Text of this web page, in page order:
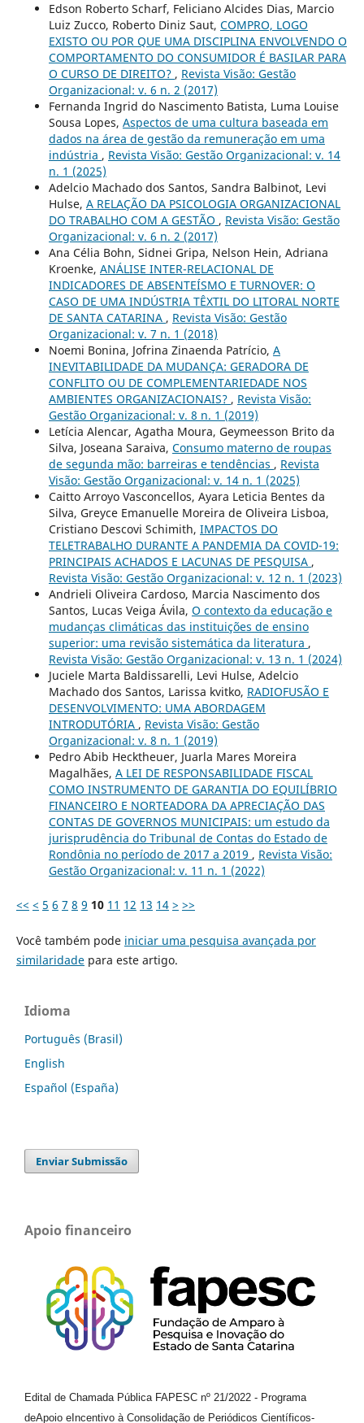
Edson Roberto Scharf, Feliciano Alcides Dias, Marcio
Luiz Zucco, Roberto Diniz Saut, COMPRO, LOGO
EXISTO OU POR QUE UMA DISCIPLINA ENVOLVENDO O
COMPORTAMENTO DO CONSUMIDOR É BASILAR PARA
O CURSO DE DIREITO? , Revista Visão: Gestão
Organizacional: v. 6 n. 2 (2017)
Fernanda Ingrid do Nascimento Batista, Luma Louise
Sousa Lopes, Aspectos de uma cultura baseada em
dados na área de gestão da remuneração em uma
indústria , Revista Visão: Gestão Organizacional: v. 14
n. 1 (2025)
Adelcio Machado dos Santos, Sandra Balbinot, Levi
Hulse, A RELAÇÃO DA PSICOLOGIA ORGANIZACIONAL
DO TRABALHO COM A GESTÃO , Revista Visão: Gestão
Organizacional: v. 6 n. 2 (2017)
Ana Célia Bohn, Sidnei Gripa, Nelson Hein, Adriana
Kroenke, ANÁLISE INTER-RELACIONAL DE
INDICADORES DE ABSENTEÍSMO E TURNOVER: O
CASO DE UMA INDÚSTRIA TÊXTIL DO LITORAL NORTE
DE SANTA CATARINA , Revista Visão: Gestão
Organizacional: v. 7 n. 1 (2018)
Noemi Bonina, Jofrina Zinaenda Patrício, A
INEVITABILIDADE DA MUDANÇA: GERADORA DE
CONFLITO OU DE COMPLEMENTARIEDADE NOS
AMBIENTES ORGANIZACIONAIS? , Revista Visão:
Gestão Organizacional: v. 8 n. 1 (2019)
Letícia Alencar, Agatha Moura, Geymeesson Brito da
Silva, Joseana Saraiva, Consumo materno de roupas
de segunda mão: barreiras e tendências , Revista
Visão: Gestão Organizacional: v. 14 n. 1 (2025)
Caitto Arroyo Vasconcellos, Ayara Leticia Bentes da
Silva, Greyce Emanuelle Moreira de Oliveira Lisboa,
Cristiano Descovi Schimith, IMPACTOS DO
TELETRABALHO DURANTE A PANDEMIA DA COVID-19:
PRINCIPAIS ACHADOS E LACUNAS DE PESQUISA ,
Revista Visão: Gestão Organizacional: v. 12 n. 1 (2023)
Andrieli Oliveira Cardoso, Marcia Nascimento dos
Santos, Lucas Veiga Ávila, O contexto da educação e
mudanças climáticas das instituições de ensino
superior: uma revisão sistemática da literatura ,
Revista Visão: Gestão Organizacional: v. 13 n. 1 (2024)
Juciele Marta Baldissarelli, Levi Hulse, Adelcio
Machado dos Santos, Larissa kvitko, RADIOFUSÃO E
DESENVOLVIMENTO: UMA ABORDAGEM
INTRODUTÓRIA , Revista Visão: Gestão
Organizacional: v. 8 n. 1 (2019)
Pedro Abib Hecktheuer, Juarla Mares Moreira
Magalhães, A LEI DE RESPONSABILIDADE FISCAL
COMO INSTRUMENTO DE GARANTIA DO EQUILÍBRIO
FINANCEIRO E NORTEADORA DA APRECIAÇÃO DAS
CONTAS DE GOVERNOS MUNICIPAIS: um estudo da
jurisprudência do Tribunal de Contas do Estado de
Rondônia no período de 2017 a 2019 , Revista Visão:
Gestão Organizacional: v. 11 n. 1 (2022)
<< < 5 6 7 8 9 10 11 12 13 14 > >>
Você também pode iniciar uma pesquisa avançada por
similaridadepara este artigo.
Idioma
Português (Brasil)
English
Español (España)
Enviar Submissão
Apoio financeiro
Edital de Chamada Pública FAPESC nº 21/2022 - Programa
deApoio e Incentivo à Consolidação de Periódicos Científicos-